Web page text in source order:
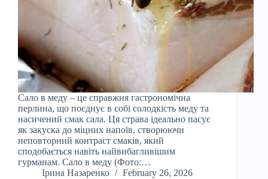
Сало в меду – це справжня гастрономічна
перлина, що поєднує в собі солодкість меду та
насичений смак сала. Ця страва ідеально пасує
як закуска до міцних напоїв, створюючи
неповторний контраст смаків, який
сподобається навіть найвибагливішим
гурманам. Сало в меду (Фото:…
Ірина Назаренко
February 26, 2026